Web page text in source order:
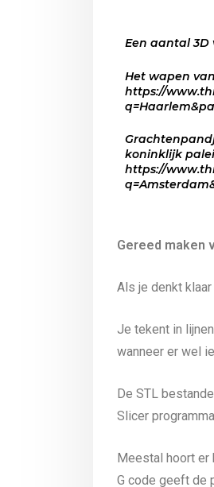
Een aantal 3D
Het wapen
https://
koninklijk
https://
Gereed maken
Als je denkt
Je tekent in
wanneer er wel
De STL
Slicer
Meestal hoort er
G code geeft de